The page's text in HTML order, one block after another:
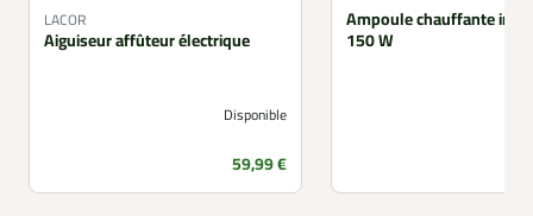
LACOR
Aiguiseur affûteur électrique
Disponible
Prix
59,99 €
Ampoule chauffante
150 W